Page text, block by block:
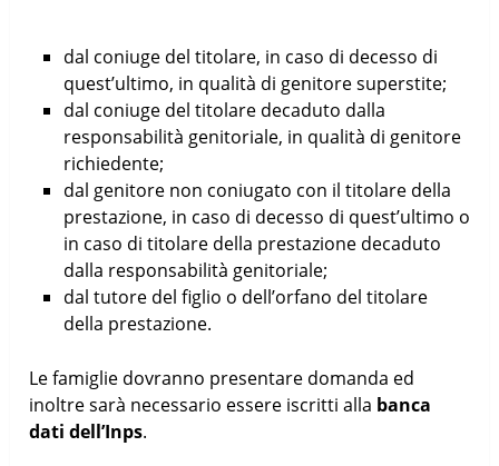
dal coniuge del titolare, in caso di decesso di
quest’ultimo, in qualità di genitore superstite;
dal coniuge del titolare decaduto dalla
responsabilità genitoriale, in qualità di genitore
richiedente;
dal genitore non coniugato con il titolare della
prestazione, in caso di decesso di quest’ultimo o
in caso di titolare della prestazione decaduto
dalla responsabilità genitoriale;
dal tutore del figlio o dell’orfano del titolare
della prestazione.
Le famiglie dovranno presentare domanda ed
inoltre sarà necessario essere iscritti alla banca
dati dell’Inps.